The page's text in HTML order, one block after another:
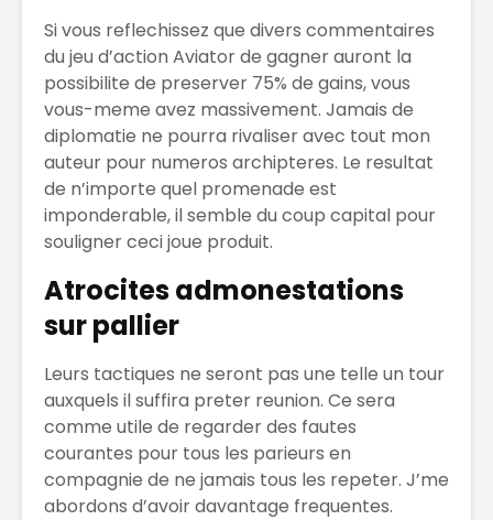
Si vous reflechissez que divers commentaires
du jeu d’action Aviator de gagner auront la
possibilite de preserver 75% de gains, vous
vous-meme avez massivement. Jamais de
diplomatie ne pourra rivaliser avec tout mon
auteur pour numeros archipteres. Le resultat
de n’importe quel promenade est
imponderable, il semble du coup capital pour
souligner ceci joue produit.
Atrocites admonestations
sur pallier
Leurs tactiques ne seront pas une telle un tour
auxquels il suffira preter reunion. Ce sera
comme utile de regarder des fautes
courantes pour tous les parieurs en
compagnie de ne jamais tous les repeter. J’me
abordons d’avoir davantage frequentes.